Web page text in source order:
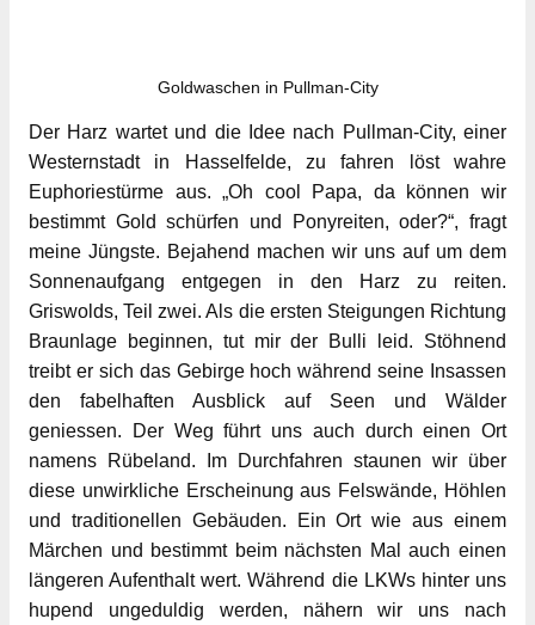
Goldwaschen in Pullman-City
Der Harz wartet und die Idee nach Pullman-City, einer
Westernstadt in Hasselfelde, zu fahren löst wahre
Euphoriestürme aus. „Oh cool Papa, da können wir
bestimmt Gold schürfen und Ponyreiten, oder?“, fragt
meine Jüngste. Bejahend machen wir uns auf um dem
Sonnenaufgang entgegen in den Harz zu reiten.
Griswolds, Teil zwei. Als die ersten Steigungen Richtung
Braunlage beginnen, tut mir der Bulli leid. Stöhnend
treibt er sich das Gebirge hoch während seine Insassen
den fabelhaften Ausblick auf Seen und Wälder
geniessen. Der Weg führt uns auch durch einen Ort
namens Rübeland. Im Durchfahren staunen wir über
diese unwirkliche Erscheinung aus Felswände, Höhlen
und traditionellen Gebäuden. Ein Ort wie aus einem
Märchen und bestimmt beim nächsten Mal auch einen
längeren Aufenthalt wert. Während die LKWs hinter uns
hupend ungeduldig werden, nähern wir uns nach